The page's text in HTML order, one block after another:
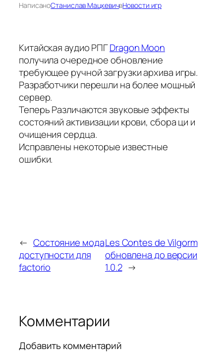
НаписаноСтанислав МацкевичвНовости игр
Китайская аудио РПГDragon Moon
получила очередное обновление
требующее ручной загрузки архива игры.
Разработчики перешли на более мощный
сервер.
Теперь Различаются звуковые эффекты
состояний активизации крови, сбора ци и
очищения сердца.
Исправлены некоторые известные
ошибки.
← Состояние мода
доступности для
factorio
Les Contes de Vilgorm
обновлена до версии
1.0.2 →
Комментарии
Добавить комментарий